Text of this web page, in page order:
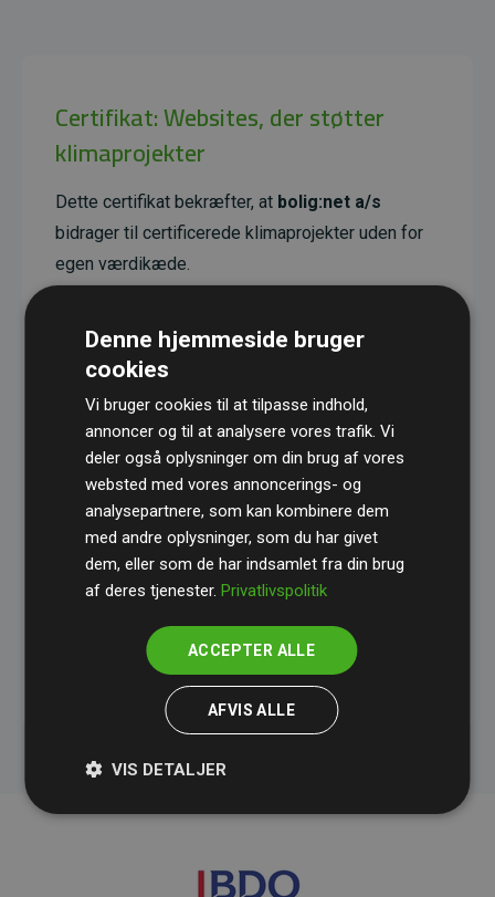
Certifikat: Websites, der støtter
klimaprojekter
Dette certifikat bekræfter, at bolig:net a/s
bidrager til certificerede klimaprojekter uden for
egen værdikæde.
reducerende effekt, som i gennemsnit svarer til
dobbelt så meget CO₂ som den estimerede
Alle projekter er verificeret gennem Gold
Standard– en international ordning, der sikrer høj
kvalitet og gennemsigtighed i klimainvesteringer.
Du kan læse mere om de konkrete projekter
initiativet Websites, der støtter klimaprojekter
Denne hjemmeside bruger
cookies
Vi bruger cookies til at tilpasse indhold,
annoncer og til at analysere vores trafik. Vi
deler også oplysninger om din brug af vores
websted med vores annoncerings- og
analysepartnere, som kan kombinere dem
med andre oplysninger, som du har givet
dem, eller som de har indsamlet fra din brug
af deres tjenester.Privatlivspolitik
ACCEPTER ALLE
AFVIS ALLE
VIS DETALJER